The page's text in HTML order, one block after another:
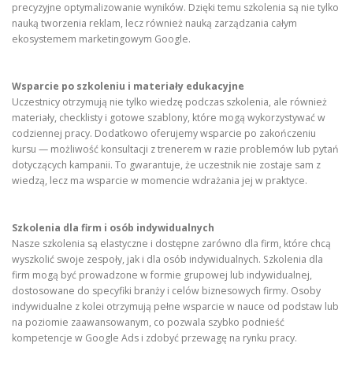
precyzyjne optymalizowanie wyników. Dzięki temu szkolenia są nie tylko
nauką tworzenia reklam, lecz również nauką zarządzania całym
ekosystemem marketingowym Google.
Wsparcie po szkoleniu i materiały edukacyjne
Uczestnicy otrzymują nie tylko wiedzę podczas szkolenia, ale również
materiały, checklisty i gotowe szablony, które mogą wykorzystywać w
codziennej pracy. Dodatkowo oferujemy wsparcie po zakończeniu
kursu — możliwość konsultacji z trenerem w razie problemów lub pytań
dotyczących kampanii. To gwarantuje, że uczestnik nie zostaje sam z
wiedzą, lecz ma wsparcie w momencie wdrażania jej w praktyce.
Szkolenia dla firm i osób indywidualnych
Nasze szkolenia są elastyczne i dostępne zarówno dla firm, które chcą
wyszkolić swoje zespoły, jak i dla osób indywidualnych. Szkolenia dla
firm mogą być prowadzone w formie grupowej lub indywidualnej,
dostosowane do specyfiki branży i celów biznesowych firmy. Osoby
indywidualne z kolei otrzymują pełne wsparcie w nauce od podstaw lub
na poziomie zaawansowanym, co pozwala szybko podnieść
kompetencje w Google Ads i zdobyć przewagę na rynku pracy.